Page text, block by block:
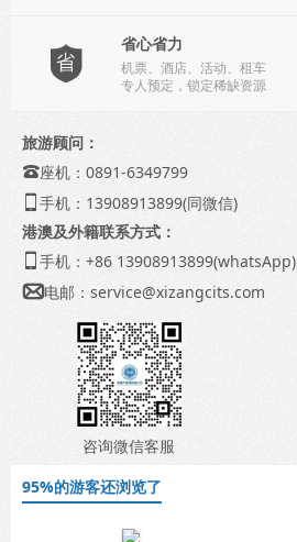
 省心省力
机票、酒店、活动、租车
专人预定，锁定稀缺资源
旅游顾问：
座机：0891-6349799
手机：13908913899(同微信)
港澳及外籍联系方式：
手机：+86 13908913899(whatsApp)
电邮： service@xizangcits.com
咨询微信客服
95%的游客还浏览了